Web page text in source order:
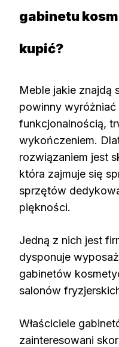
gabinetu
kupić?
Meble jakie znajdą
powinny
funkcjonalnością,
wykończeniem.
rozwiązaniem jest
która zajmuje się
sprzętów
piękności.
Jedną z nich jest
dysponuje
gabinetów
salonów
Właściciele
zainteresowani